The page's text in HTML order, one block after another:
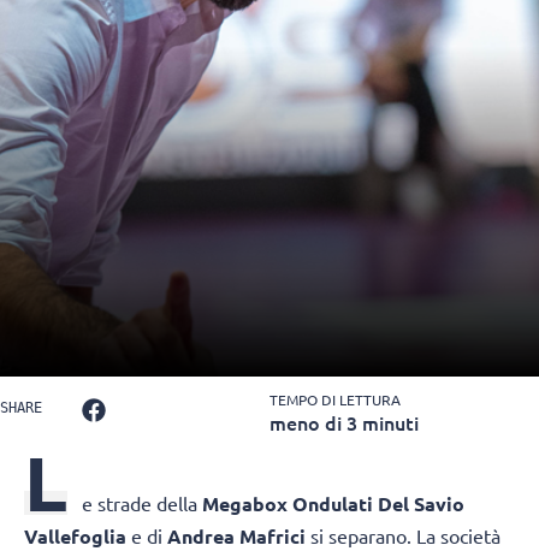
SHARE TEMPO DI LETTURA
meno di 3 minuti
L e strade della Megabox Ondulati Del Savio
Vallefoglia e di Andrea Mafrici si separano. La società